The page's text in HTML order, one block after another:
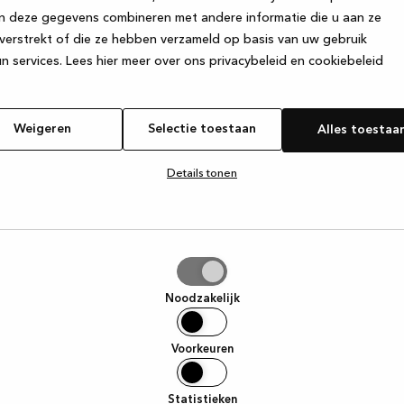
deze gegevens combineren met andere informatie die u aan ze
of die ze hebben verzameld op basis van uw gebruik
services. Lees hier meer over ons privacybeleid en cookiebeleid
Weigeren Selectie toestaan Alles
Details tonen
Noodzakelijk
Voorkeuren
Statistieken
has occurred while loadingwww.kvik.nl (see the